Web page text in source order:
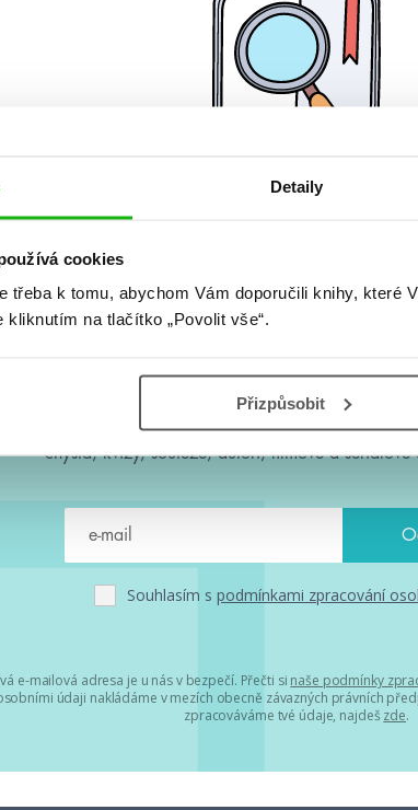
Detaily
cookies
třeba k tomu, abychom Vám doporučili knihy, které
kliknutím na tlačítko „Povolit vše“.
Přizpůsobit
#HumbookNews
Vše kolem #youngadult každý měsíc rovnou do
chystá, kvízy, soutěže, autoři, filmové a
Souhlasím s podmínkami zpracování
e-mailová adresa je u nás v bezpečí. Přečti si naše podmínky
údaji nakládáme v mezích obecně závazných právních
zpracováváme tvé údaje, najdeš zde.